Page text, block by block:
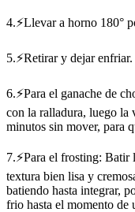
4.⚡Llevar a horno 180°
5.⚡Retirar y dejar enfriar.
6.⚡Para el ganache de
con la ralladura, luego la
minutos sin mover, para
7.⚡Para el frosting: Batir
textura bien lisa y
batiendo hasta integrar,
frio hasta el momento de